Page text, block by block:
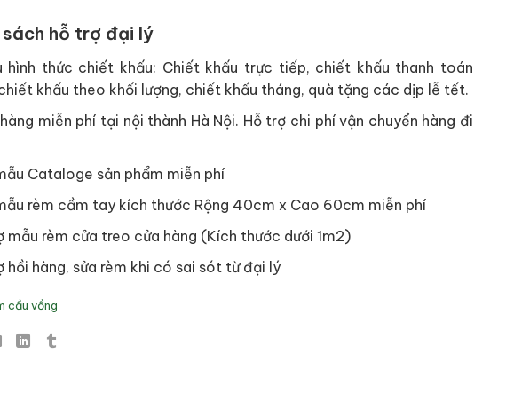
sách hỗ trợ đại lý
hình thức chiết khấu: Chiết khấu trực tiếp, chiết khấu thanh toán
khấu theo khối lượng, chiết khấu tháng, quà tặng các dịp lễ tết.
miễn phí tại nội thành Hà Nội. Hỗ trợ chi phí vận chuyển hàng đi
Cataloge sản phẩm miễn phí
rèm cầm tay kích thước Rộng 40cm x Cao 60cm miễn phí
mẫu rèm cửa treo cửa hàng (Kích thước dưới 1m2)
hồi hàng, sửa rèm khi có sai sót từ đại lý
cầu vồng